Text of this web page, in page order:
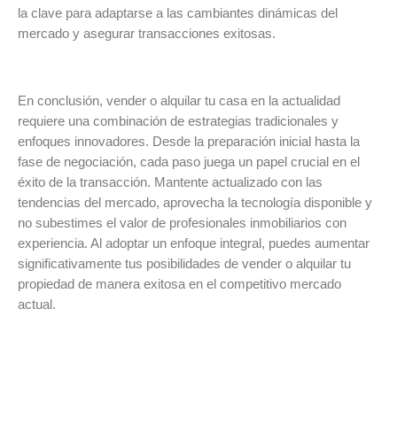
la clave para adaptarse a las cambiantes dinámicas del
mercado y asegurar transacciones exitosas.
En conclusión, vender o alquilar tu casa en la actualidad
requiere una combinación de estrategias tradicionales y
enfoques innovadores. Desde la preparación inicial hasta la
fase de negociación, cada paso juega un papel crucial en el
éxito de la transacción. Mantente actualizado con las
tendencias del mercado, aprovecha la tecnología disponible y
no subestimes el valor de profesionales inmobiliarios con
experiencia. Al adoptar un enfoque integral, puedes aumentar
significativamente tus posibilidades de vender o alquilar tu
propiedad de manera exitosa en el competitivo mercado
actual.